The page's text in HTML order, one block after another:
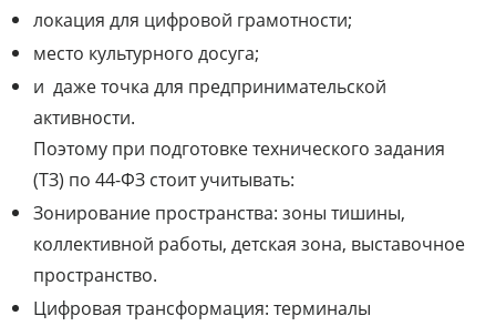
локация для цифровой грамотности;
место культурного досуга;
и даже точка для предпринимательской
активности.
Поэтому при подготовке технического задания
(ТЗ) по 44-ФЗ стоит учитывать:
Зонирование пространства: зоны тишины,
коллективной работы, детская зона, выставочное
пространство.
Цифровая трансформация: терминалы